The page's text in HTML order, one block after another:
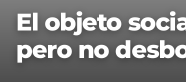
El objeto
pero no